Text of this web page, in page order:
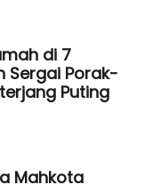
di 7
Sergai Porak-
Puting
Mahkota